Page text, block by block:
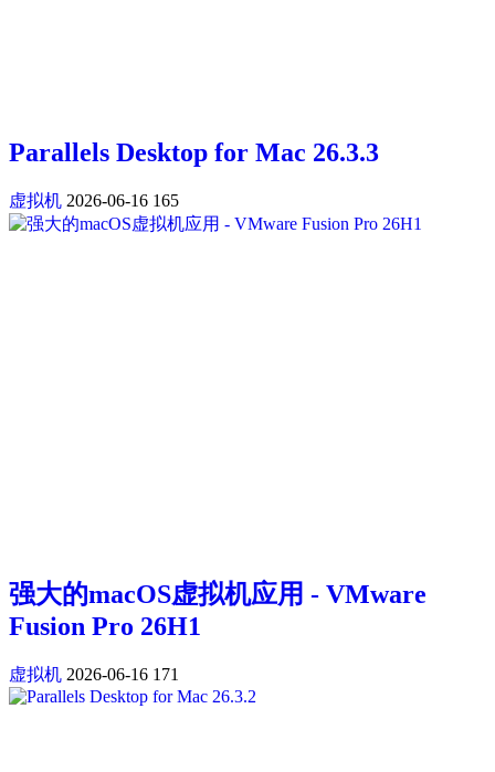
Parallels Desktop for Mac 26.3.3
虚拟机 2026-06-16 165
强大的macOS虚拟机应用 - VMware
Fusion Pro 26H1
虚拟机 2026-06-16 171